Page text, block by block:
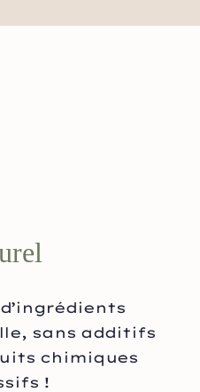
d’ingrédients
sans additifs
chimiques
!